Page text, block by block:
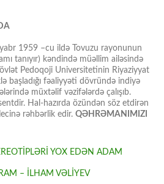
1959 –cu ildə Tovuzu rayonunun
tanıyır) kəndində müəllim ailəsində
Pedoqoji Universitetinin Riyaziyyat
başladığı fəaliyyəti dövründə indiyə
müxtəlif vəzifələrdə çalışıb.
Hal-hazırda özündən söz etdirən
rəhbərlik edir. QƏHRƏMANIMIZI
YOX EDƏN ADAM
– İLHAM VƏLİYEV